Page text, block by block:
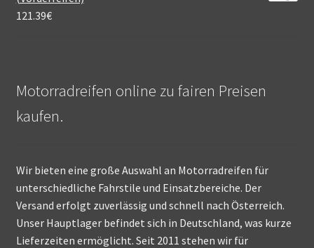
121.39€
Motorradreifen online zu fairen Preisen
kaufen.
Wir bieten eine große Auswahl an Motorradreifen für
unterschiedliche Fahrstile und Einsatzbereiche. Der
Versand erfolgt zuverlässig und schnell nach Österreich.
Unser Hauptlager befindet sich in Deutschland, was kurze
Lieferzeiten ermöglicht. Seit 2011 stehen wir für